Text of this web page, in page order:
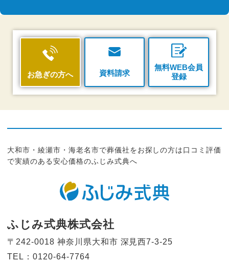
お急ぎの方へ 資料請求
無料WEB会員
登録
大和市・綾瀬市・海老名市で葬儀社をお探しの方は口コミ評価
で実績のある安心価格のふじみ式典へ
ふじみ式典株式会社
〒242-0018 神奈川県大和市 深見西7-3-25
TEL：0120-64-7764